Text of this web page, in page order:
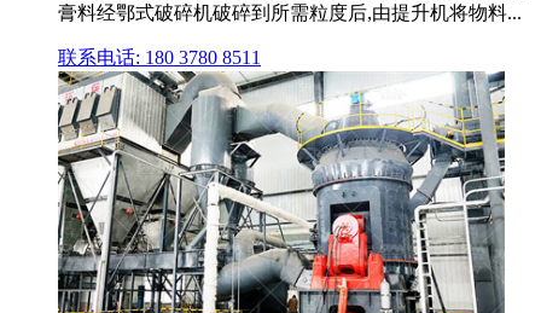
膏料经鄂式破碎机破碎到所需粒度后,由提升机将物料...
联系电话: 180 3780 8511